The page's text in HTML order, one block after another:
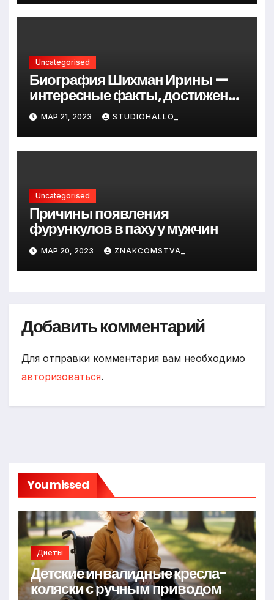
Uncategorised
Биография Шихман Ирины —
интересные факты, достижения
и путь к успеху
МАР 21, 2023 STUDIOHALLO_
Uncategorised
Причины появления
фурункулов в паху у мужчин
МАР 20, 2023 ZNAKCOMSTVA_
Добавить комментарий
Для отправки комментария вам необходимо
авторизоваться.
You missed
Диеты
Детские инвалидные кресла-
коляски с ручным приводом